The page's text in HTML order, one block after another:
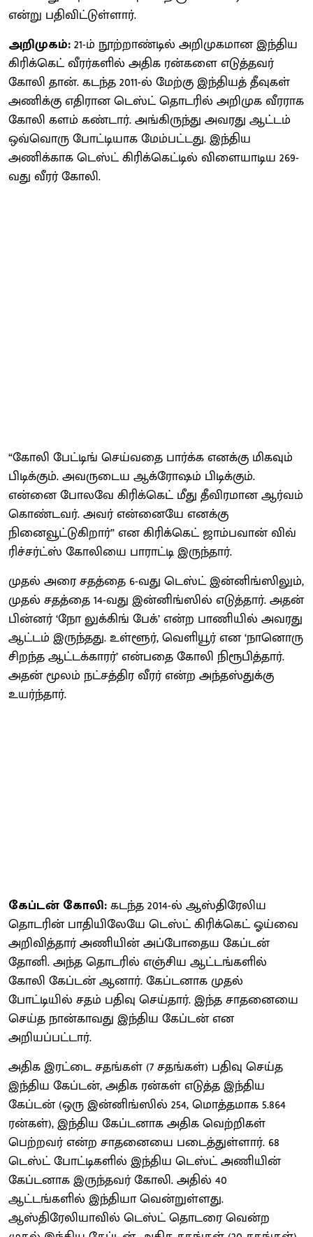
என்று பதிவிட்டுள்ளார்.
அறிமுகம்:21-ம் நூற்றாண்டில் அறிமுகமான இந்திய
கிரிக்கெட் வீரர்களில் அதிக ரன்களை எடுத்தவர்
கோலி தான். கடந்த 2011-ல் மேற்கு இந்தியத் தீவுகள்
அணிக்கு எதிரான டெஸ்ட் தொடரில் அறிமுக வீரராக
கோலி களம் கண்டார். அங்கிருந்து அவரது ஆட்டம்
ஒவ்வொரு போட்டியாக மேம்பட்டது. இந்திய
அணிக்காக டெஸ்ட் கிரிக்கெட்டில் விளையாடிய 269-
வது வீரர் கோலி.
“கோலி பேட்டிங் செய்வதை பார்க்க எனக்கு மிகவும்
பிடிக்கும். அவருடைய ஆக்ரோஷம் பிடிக்கும்.
என்னை போலவே கிரிக்கெட் மீது தீவிரமான ஆர்வம்
கொண்டவர். அவர் என்னையே எனக்கு
நினைவூட்டுகிறார்” என கிரிக்கெட் ஜாம்பவான் விவ்
ரிச்சர்ட்ஸ் கோலியை பாராட்டி இருந்தார்.
முதல் அரை சதத்தை 6-வது டெஸ்ட் இன்னிங்ஸிலும்,
முதல் சதத்தை 14-வது இன்னிங்ஸில் எடுத்தார். அதன்
பின்னர் ‘நோ லுக்கிங் பேக்’ என்ற பாணியில் அவரது
ஆட்டம் இருந்தது. உள்ளூர், வெளியூர் என ‘நானொரு
சிறந்த ஆட்டக்காரர்’ என்பதை கோலி நிரூபித்தார்.
அதன் மூலம் நட்சத்திர வீரர் என்ற அந்தஸ்துக்கு
உயர்ந்தார்.
கேப்டன் கோலி:கடந்த 2014-ல் ஆஸ்திரேலிய
தொடரின் பாதியிலேயே டெஸ்ட் கிரிக்கெட் ஓய்வை
அறிவித்தார் அணியின் அப்போதைய கேப்டன்
தோனி. அந்த தொடரில் எஞ்சிய ஆட்டங்களில்
கோலி கேப்டன் ஆனார். கேப்டனாக முதல்
போட்டியில் சதம் பதிவு செய்தார். இந்த சாதனையை
செய்த நான்காவது இந்திய கேப்டன் என
அறியப்பட்டார்.
அதிக இரட்டை சதங்கள் (7 சதங்கள்) பதிவு செய்த
இந்திய கேப்டன், அதிக ரன்கள் எடுத்த இந்திய
கேப்டன் (ஒரு இன்னிங்ஸில் 254, மொத்தமாக 5.864
ரன்கள்), இந்திய கேப்டனாக அதிக வெற்றிகள்
பெற்றவர் என்ற சாதனையை படைத்துள்ளார். 68
டெஸ்ட் போட்டிகளில் இந்திய டெஸ்ட் அணியின்
கேப்டனாக இருந்தவர் கோலி. அதில் 40
ஆட்டங்களில் இந்தியா வென்றுள்ளது.
ஆஸ்திரேலியாவில் டெஸ்ட் தொடரை வென்ற